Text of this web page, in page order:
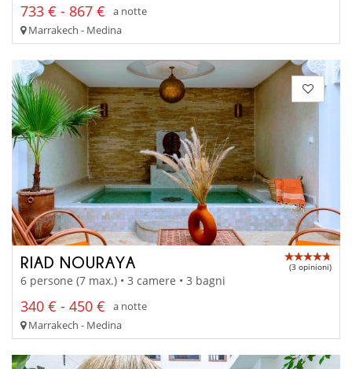
733 € - 867 €
a notte
Marrakech - Medina
RIAD NOURAYA (3 opinioni)
6 persone (7 max.) • 3 camere • 3 bagni
340 € - 450 €
a notte
Marrakech - Medina